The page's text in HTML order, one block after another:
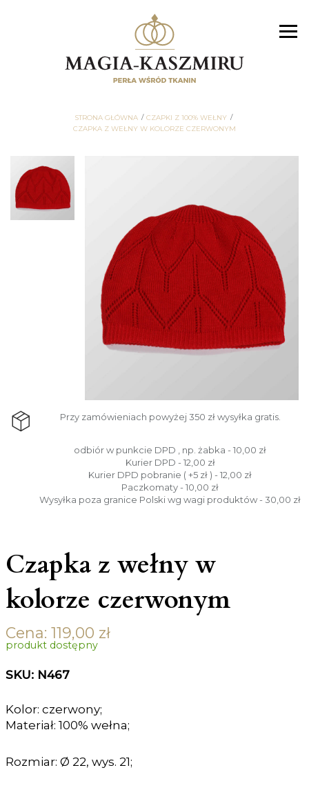
STRONA GŁÓWNA
CZAPKI Z 100% WEŁNY
CZAPKA Z WEŁNY W KOLORZE CZERWONYM
Przy zamówieniach powyżej 350 zł wysyłka gratis.
odbiór w punkcie DPD , np. żabka - 10,00 zł
Kurier DPD - 12,00 zł
Kurier DPD pobranie ( +5 zł ) - 12,00 zł
Paczkomaty - 10,00 zł
Wysyłka poza granice Polski wg wagi produktów - 30,00 zł
Czapka z wełny w
kolorze czerwonym
Cena: 119,00 zł
produkt dostępny
SKU: N467
Kolor: czerwony;
Materiał: 100% wełna;
Rozmiar: Ø 22, wys. 21;